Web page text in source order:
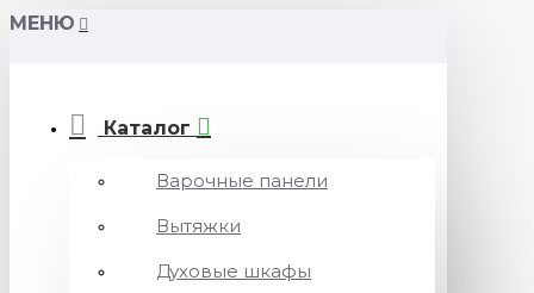
МЕНЮ
Каталог
Варочные панели
Вытяжки
Духовые шкафы